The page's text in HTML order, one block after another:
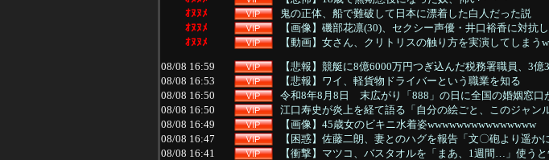
ｵﾇﾇﾒ
鬼の正体、船で難破して日本に漂着した白人だった説
ｵﾇﾇﾒ
【画像】磯部花凛(30)、セクシー声優・井口裕香に対抗
ｵﾇﾇﾒ
【動画】女さん、クリトリスの触り方を実演してしまう
08/08 16:59
【悲報】競艇に8億6000万円つぎ込んだ税務署職員、3億
08/08 16:53
【悲報】ワイ、軽貨物ドライバーという職業を知る
08/08 16:50
令和8年8月8日 末広がり「888」の日に全国の婚姻窓口
08/08 16:50
江口寿史が炎上を経て語る「自分の絵ごと、このジャン
08/08 16:49
【画像】45歳女のビキニ水着姿wwwwwwwwwwwwwww
08/08 16:47
【困惑】佐藤二朗、妻とのハグを報告「文〇砲より遥か
08/08 16:41
【衝撃】マツコ、バスタオルを「まあ、1週間…」使うと